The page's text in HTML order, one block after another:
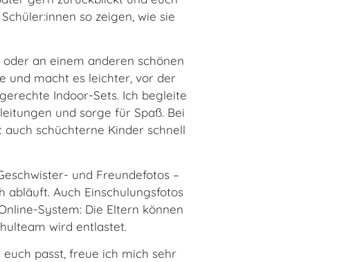
so zeigen, wie sie
an einem anderen schönen
und macht es leichter, vor der
Indoor-Sets. Ich begleite
und sorge für Spaß. Bei
schüchterne Kinder schnell
und Freundefotos –
abläuft. Auch Einschulungsfotos
System: Die Eltern können
wird entlastet.
passt, freue ich mich sehr